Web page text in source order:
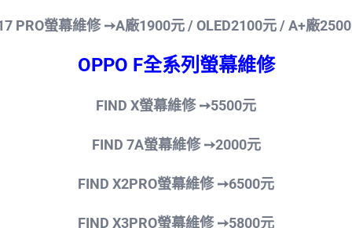
PRO螢幕維修 ➙A廠1900元 / OLED2100元 / A+廠
OPPO F全系列螢幕維修
FIND X螢幕維修➙5500元
FIND 7A螢幕維修➙2000元
FIND X2PRO螢幕維修➙6500元
FIND X3PRO螢幕維修➙5800元